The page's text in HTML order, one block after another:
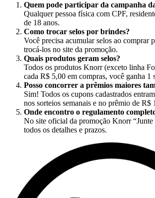
Quem pode participar da campanha
Qualquer pessoa física com CPF,
de 18 anos.
Como trocar selos por brindes?
Você precisa acumular selos ao comprar
trocá-los no site da promoção.
Quais produtos geram selos?
Todos os produtos Knorr (exceto linha
cada R$ 5,00 em compras, você ganha 1
Posso concorrer a prêmios maiores
Sim! Todos os cupons cadastrados
nos sorteios semanais e no prêmio de R$
Onde encontro o regulamento
No site oficial da promoção Knorr “Junte
todos os detalhes e prazos.